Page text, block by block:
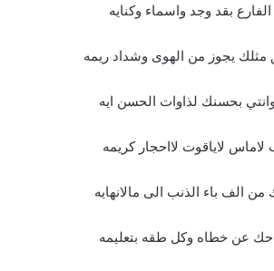
الفارع بقد وجد واسماء وكنايه
يجوز من الهوى وشداد ريمه
وانتي بحسنك لذاوات الحسن ايه
لاماس لاياقوت لااحجار كريمه
الف باء الذنب الى مالانهايه
عن خطاه وكل طقه بتعليمه